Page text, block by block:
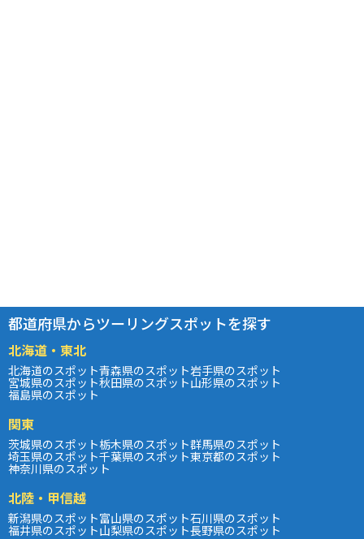
都道府県からツーリングスポットを探す
北海道・東北
北海道のスポット青森県のスポット岩手県のスポット
宮城県のスポット秋田県のスポット山形県のスポット
福島県のスポット
関東
茨城県のスポット栃木県のスポット群馬県のスポット
埼玉県のスポット千葉県のスポット東京都のスポット
神奈川県のスポット
北陸・甲信越
新潟県のスポット富山県のスポット石川県のスポット
福井県のスポット山梨県のスポット長野県のスポット